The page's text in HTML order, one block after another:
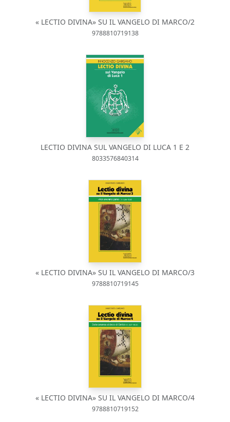
« LECTIO DIVINA» SU IL VANGELO DI MARCO/2
9788810719138
LECTIO DIVINA SUL VANGELO DI LUCA 1 E 2
8033576840314
« LECTIO DIVINA» SU IL VANGELO DI MARCO/3
9788810719145
« LECTIO DIVINA» SU IL VANGELO DI MARCO/4
9788810719152